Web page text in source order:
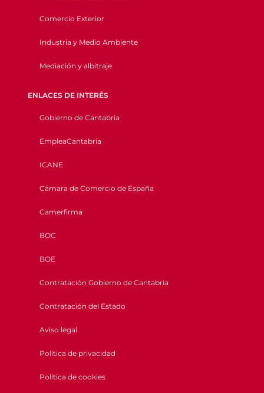
Comercio Exterior
Industria y Medio Ambiente
Mediación y albitraje
ENLACES DE INTERÉS
Gobierno de Cantabria
EmpleaCantabria
ICANE
Cámara de Comercio de España
Camerfirma
BOC
BOE
Contratación Gobierno de Cantabria
Contratación del Estado
Aviso legal
Política de privacidad
Política de cookies